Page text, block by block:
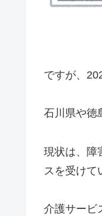
ですが、
石川県や徳
現状は、障
スを受けて
介護サービ